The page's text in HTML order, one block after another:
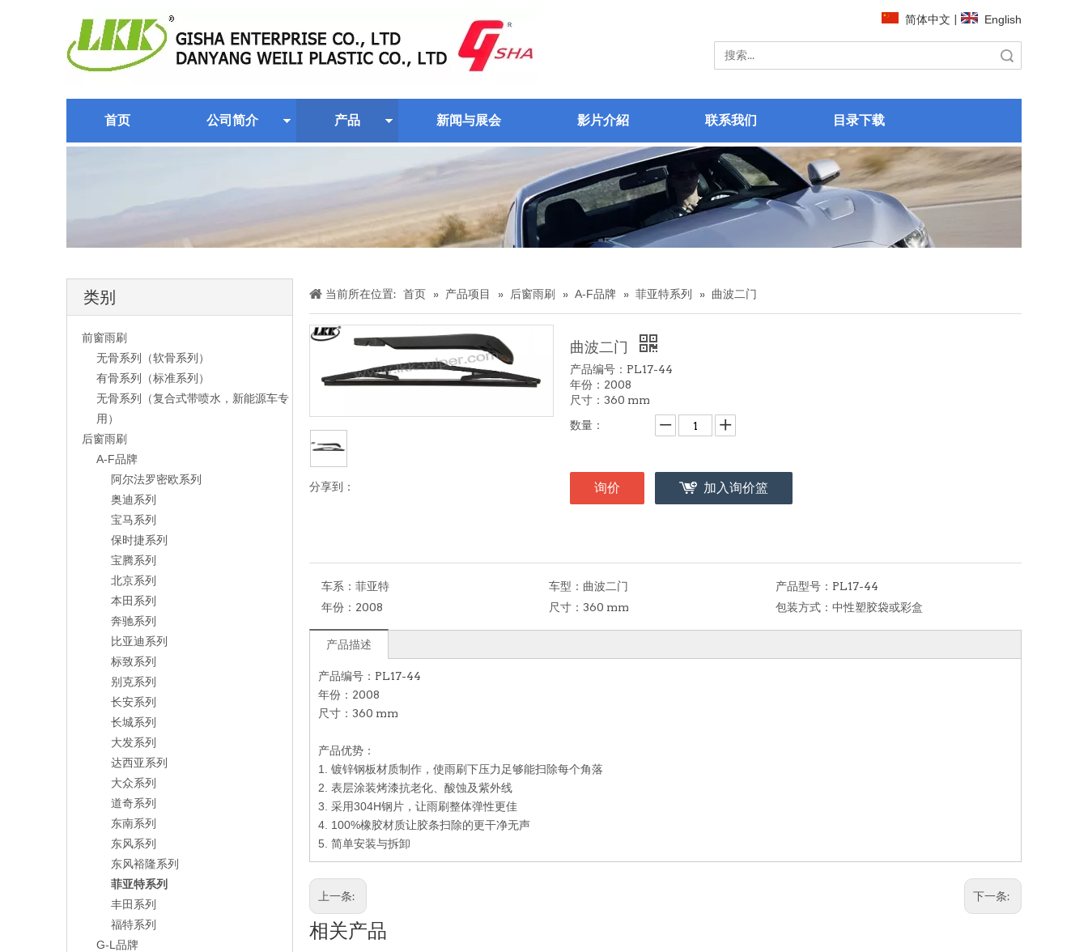
简体中文 English
首页 公司简介 产品 新闻与展会 影片介紹 联系我们 目录下载
类别
前窗雨刷
无骨系列（软骨系列）
有骨系列（标准系列）
无骨系列（复合式带喷水，新能源车专
用）
后窗雨刷
A-F品牌
阿尔法罗密欧系列
奥迪系列
宝马系列
保时捷系列
宝腾系列
北京系列
本田系列
奔驰系列
比亚迪系列
标致系列
别克系列
长安系列
长城系列
大发系列
达西亚系列
大众系列
道奇系列
东南系列
东风系列
东风裕隆系列
菲亚特系列
丰田系列
福特系列
G-L品牌
当前所在位置: 首页 » 产品项目 » 后窗雨刷 » A-F品牌 » 菲亚特系列 » 曲波二门
分享到：
曲波二门
产品编号：PL17-44
年份：2008
尺寸：360 mm
数量：
询价 加入询价篮
车系： 菲亚特 车型： 曲波二门 产品型号： PL17-44
年份： 2008 尺寸： 360 mm 包装方式： 中性塑胶袋或彩盒
产品描述
产品编号：PL17-44
年份：2008
尺寸：360 mm
产品优势：
1. 镀锌钢板材质制作，使雨刷下压力足够能扫除每个角落
2. 表层涂装烤漆抗老化、酸蚀及紫外线
3. 采用304H钢片，让雨刷整体弹性更佳
4. 100%橡胶材质让胶条扫除的更干净无声
5. 简单安装与拆卸
上一条: 下一条:
相关产品